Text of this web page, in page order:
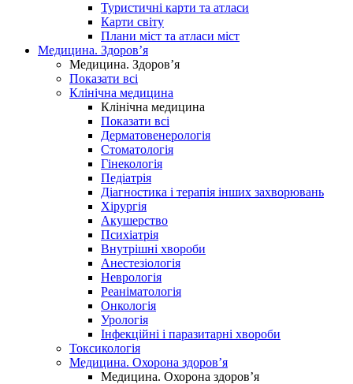
Туристичні карти та атласи
Карти світу
Плани міст та атласи міст
Медицина. Здоров’я
Медицина. Здоров’я
Показати всі
Клінічна медицина
Клінічна медицина
Показати всі
Дерматовенерологія
Стоматологія
Гінекологія
Педіатрія
Діагностика і терапія інших захворювань
Хірургія
Акушерство
Психіатрія
Внутрішні хвороби
Анестезіологія
Неврологія
Реаніматологія
Онкологія
Урологія
Інфекційні і паразитарні хвороби
Токсикологія
Медицина. Охорона здоров’я
Медицина. Охорона здоров’я